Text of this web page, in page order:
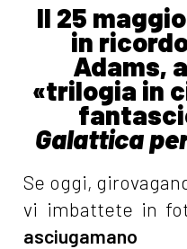
Il 25
in
Adams,
«trilogia in
Galattica
Se oggi,
vi imbattete in
asciugamano